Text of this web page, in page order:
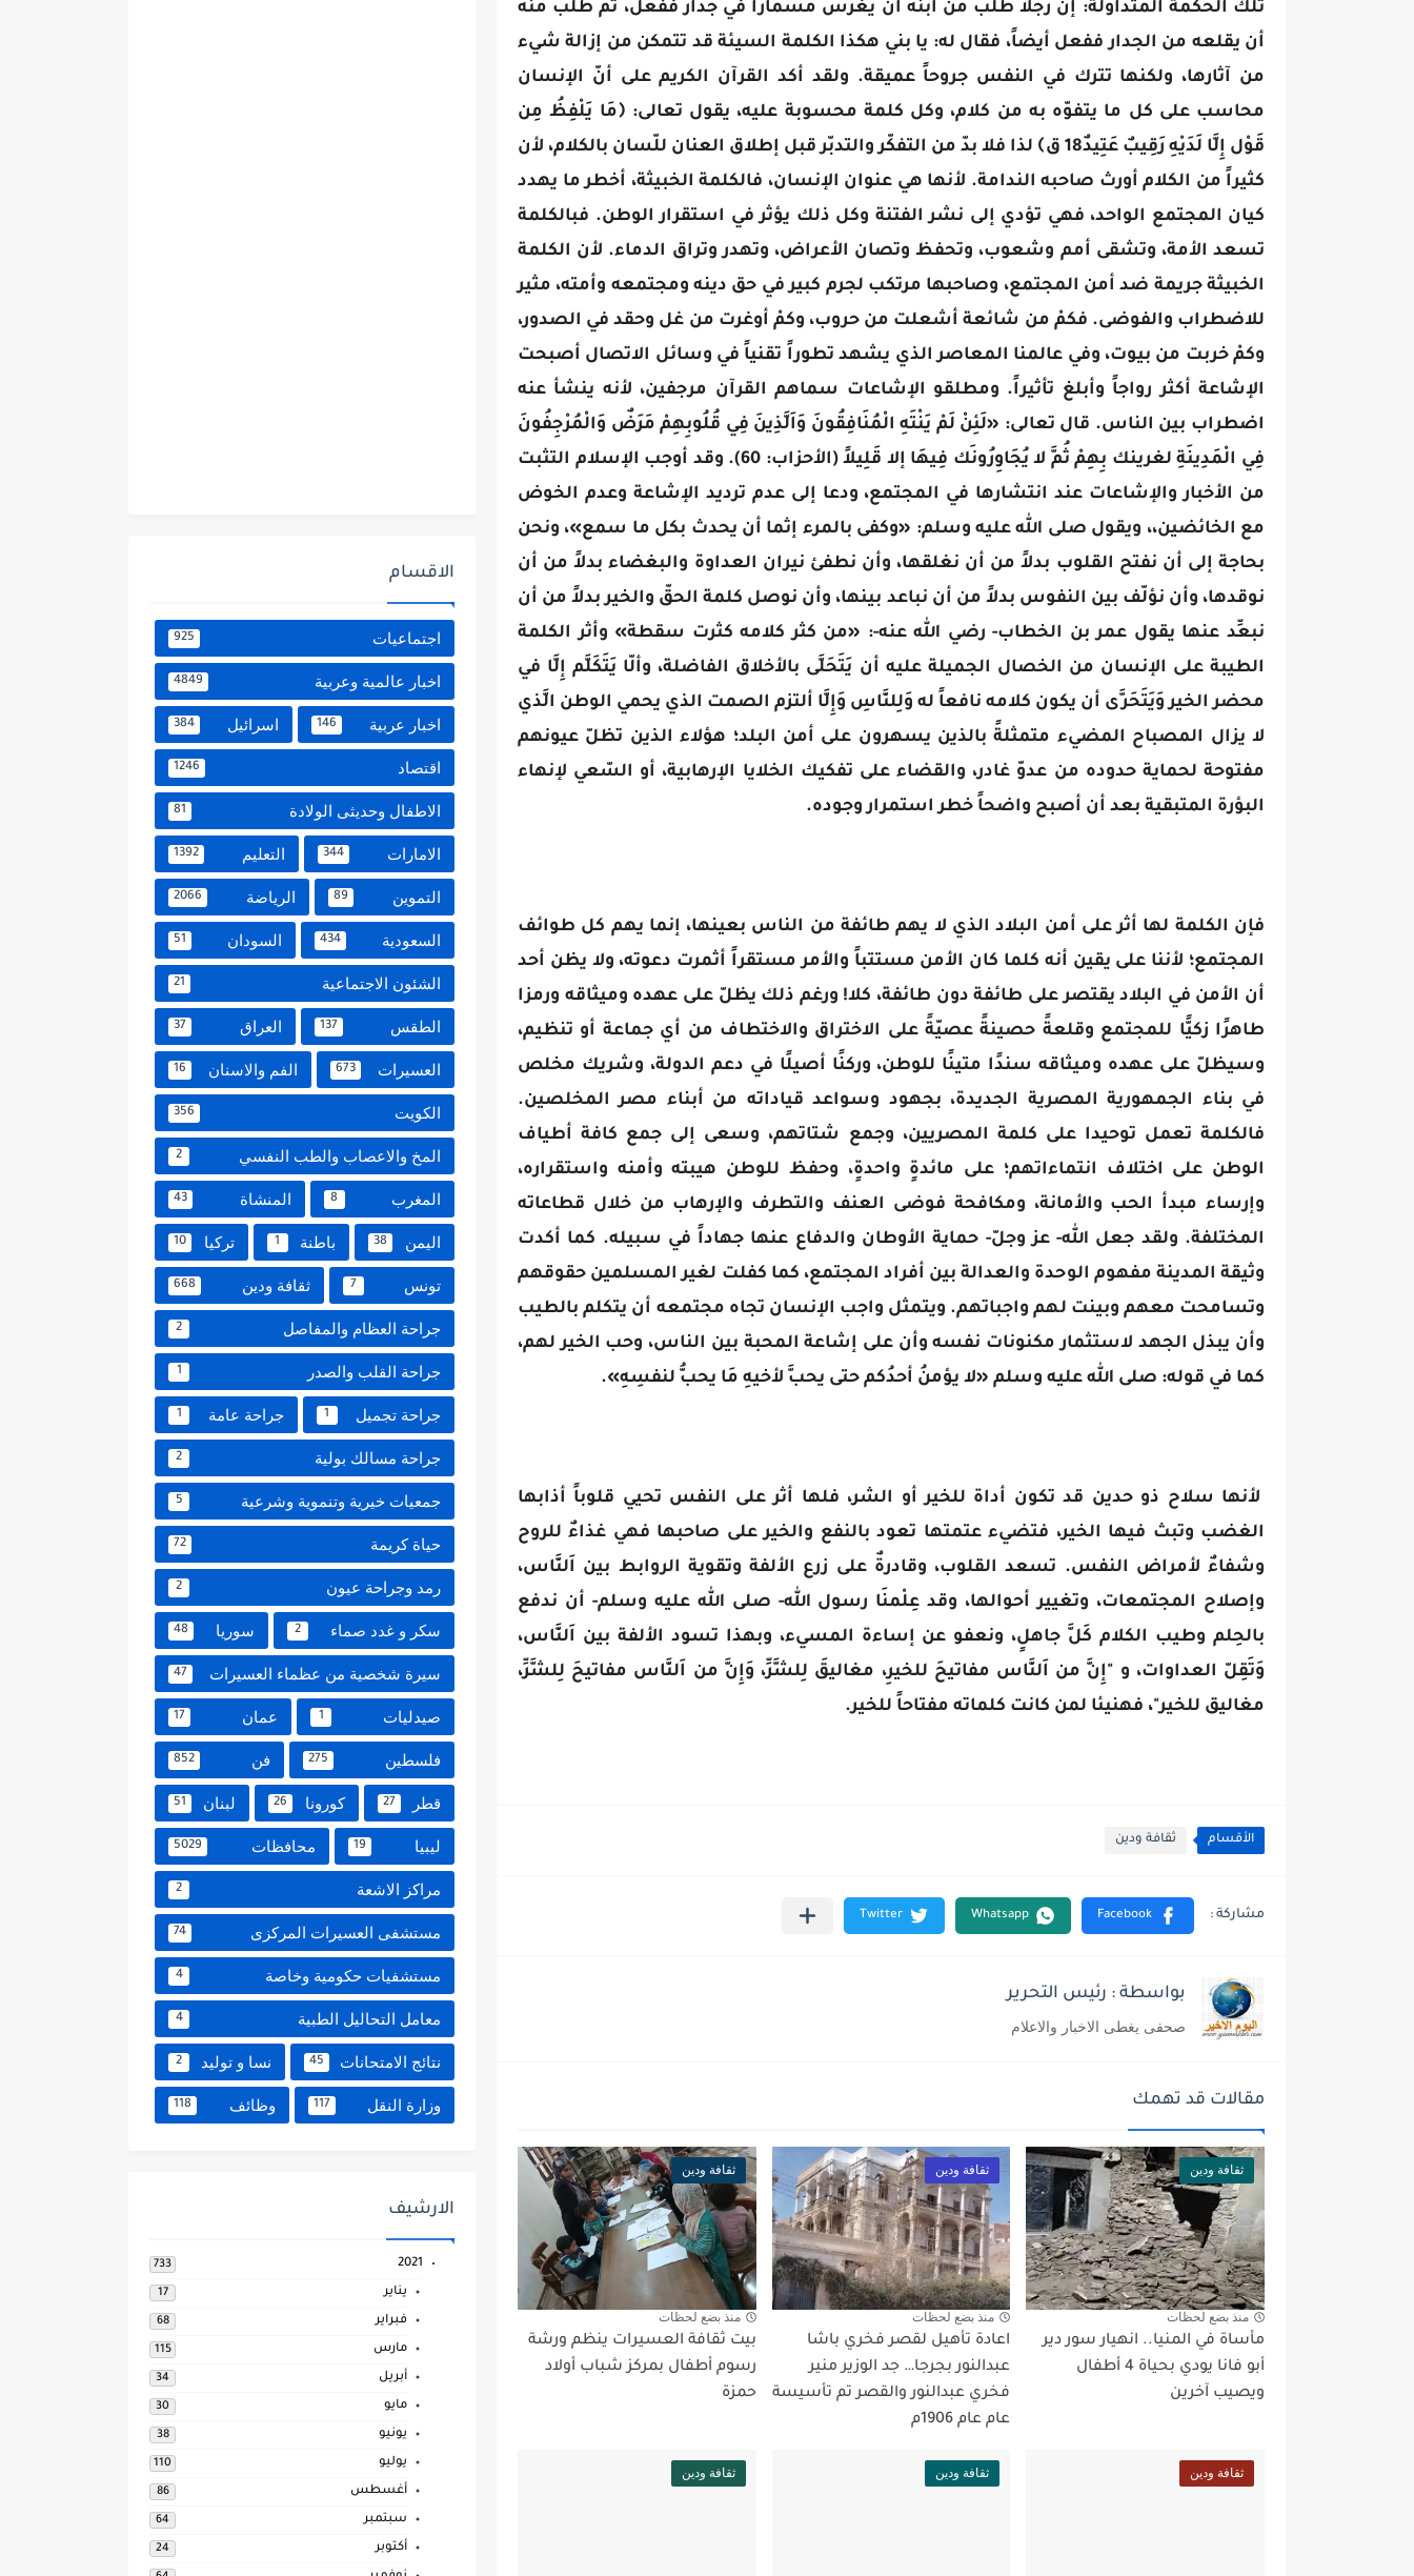
تلك الحكمة المتداولة: إن رجلاً طلب من ابنه أن يغرس مسماراً في جدار ففعل، ثم طلب منه
أن يقلعه من الجدار ففعل أيضاً، فقال له: يا بني هكذا الكلمة السيئة قد تتمكن من إزالة شيء
من آثارها، ولكنها تترك في النفس جروحاً عميقة. ولقد أكد القرآن الكريم على أنّ الإنسان
محاسب على كل ما يتفوّه به من كلام، وكل كلمة محسوبة عليه، يقول تعالى: ﴿مَا يَلْفِظُ مِن
قَوْل إِلَّا لَدَيْهِ رَقِيبٌ عَتِيدٌ18 ق﴾ لذا فلا بدّ من التفكّر والتدبّر قبل إطلاق العنان للّسان بالكلام، لأن
كثيراً من الكلام أورث صاحبه الندامة. لأنها هي عنوان الإنسان، فالكلمة الخبيثة، أخطر ما يهدد
كيان المجتمع الواحد، فهي تؤدي إلى نشر الفتنة وكل ذلك يؤثر في استقرار الوطن. فبالكلمة
تسعد الأمة، وتشقى أمم وشعوب، وتحفظ وتصان الأعراض، وتهدر وتراق الدماء. لأن الكلمة
الخبيثة جريمة ضد أمن المجتمع، وصاحبها مرتكب لجرم كبير في حق دينه ومجتمعه وأمته، مثير
للاضطراب والفوضى. فكمْ من شائعة أشعلت من حروب، وكمْ أوغرت من غل وحقد في الصدور،
وكمْ خربت من بيوت، وفي عالمنا المعاصر الذي يشهد تطوراً تقنياً في وسائل الاتصال أصبحت
الإشاعة أكثر رواجاً وأبلغ تأثيراً. ومطلقو الإشاعات سماهم القرآن مرجفين، لأنه ينشأ عنه
اضطراب بين الناس. قال تعالى: «لَئِنْ لَمْ يَنْتَهِ الْمُنَافِقُونَ وَاَلَّذِينَ فِي قُلُوبِهِمْ مَرَضٌ وَالْمُرْجِفُونَ
فِي الْمَدِينَةِ لغرينك بِهِمْ ثُمَّ لا يُجَاوِرُونَك فِيهَا إلا قَلِيلاً (الأحزاب: 60). وقد أوجب الإسلام التثبت
من الأخبار والإشاعات عند انتشارها في المجتمع، ودعا إلى عدم ترديد الإشاعة وعدم الخوض
مع الخائضين،، ويقول صلى الله عليه وسلم: «وكفى بالمرء إثما أن يحدث بكل ما سمع»، ونحن
بحاجة إلى أن نفتح القلوب بدلاً من أن نغلقها، وأن نطفئ نيران العداوة والبغضاء بدلاً من أن
نوقدها، وأن نؤلّف بين النفوس بدلاً من أن نباعد بينها، وأن نوصل كلمة الحقّ والخير بدلاً من أن
نبعِّد عنها يقول عمر بن الخطاب- رضي الله عنه-: «من كثر كلامه كثرت سقطة» وأثر الكلمة
الطيبة على الإنسان من الخصال الجميلة عليه أن يَتَحَلَّى بالأخلاق الفاضلة، وألّا يَتَكَلَّم إِلَّا في
محضر الخير وَيَتَحَرَّى أن يكون كلامه نافعاً له وَلِلنَّاسِ وَإِلَّا ألتزم الصمت الذي يحمي الوطن الَّذي
لا يزال المصباح المضيء متمثلةً بالذين يسهرون على أمن البلد؛ هؤلاء الذين تظلّ عيونهم
مفتوحة لحماية حدوده من عدوّ غادر، والقضاء على تفكيك الخلايا الإرهابية، أو السّعي لإنهاء
البؤرة المتبقية بعد أن أصبح واضحاً خطر استمرار وجوده.
فإن الكلمة لها أثر على أمن البلاد الذي لا يهم طائفة من الناس بعينها، إنما يهم كل طوائف
المجتمع؛ لأننا على يقين أنه كلما كان الأمن مستتباً والأمر مستقراً أثمرت دعوته، ولا يظن أحد
أن الأمن في البلاد يقتصر على طائفة دون طائفة، كلا! ورغم ذلك يظلّ على عهده وميثاقه ورمزا
طاهرًا زكيًّا للمجتمع وقلعةً حصينةً عصيّةً على الاختراق والاختطاف من أي جماعة أو تنظيم،
وسيظلّ على عهده وميثاقه سندًا متينًا للوطن، وركنًا أصيلًا في دعم الدولة، وشريك مخلص
في بناء الجمهورية المصرية الجديدة، بجهود وسواعد قياداته من أبناء مصر المخلصين.
فالكلمة تعمل توحيدا على كلمة المصريين، وجمع شتاتهم، وسعى إلى جمع كافة أطياف
الوطن على اختلاف انتماءاتهم؛ على مائدةٍ واحدةٍ، وحفظ للوطن هيبته وأمنه واستقراره،
وإرساء مبدأ الحب والأمانة، ومكافحة فوضى العنف والتطرف والإرهاب من خلال قطاعاته
المختلفة. ولقد جعل الله- عز وجلّ- حماية الأوطان والدفاع عنها جهاداً في سبيله. كما أكدت
وثيقة المدينة مفهوم الوحدة والعدالة بين أفراد المجتمع، كما كفلت لغير المسلمين حقوقهم
وتسامحت معهم وبينت لهم واجباتهم. ويتمثل واجب الإنسان تجاه مجتمعه أن يتكلم بالطيب
‌‌وأن يبذل الجهد لاستثمار مكنونات نفسه وأن على إشاعة المحبة بين الناس، وحب الخير لهم،
كما في قوله: صلى الله عليه وسلم «لا يؤمنُ أحدُكم حتى يحبَّ لأخيهِ مَا يحبُّ لنفسِهِ».
لأنها سلاح ذو حدين قد تكون أداة للخير أو الشر، فلها أثر على النفس تحيي قلوباً أذابها
الغضب وتبث فيها الخير، فتضيء عتمتها تعود بالنفع والخير على صاحبها فهي غذاءٌ للروح
وشفاءٌ لأمراض النفس. تسعد القلوب، وقادرةٌ على زرع الألفة وتقوية الروابط بين اَلنَّاس،
وإصلاح المجتمعات، وتغيير أحوالها، وقد عِلْمنَا رسول الله- صلى الله عليه وسلم- أن ندفع
بالحِلم وطيب الكلام كَلَّ جاهلٍ، ونعفو عن إساءة المسيء، وبهذا تسود الألفة بين اَلنَّاس،
وَتَقِلّ العداوات، و "إِنَّ من اَلنَّاس مفاتيحَ للخيرِ، مغاليقَ لِلشَّرِّ، وَإِنَّ من اَلنَّاس مفاتيحَ لِلشَّرِّ،
مغاليق للخير"، فهنيئا لمن كانت كلماته مفتاحاً للخير.
الأقسام ثقافة ودين
بواسطة : رئيس التحرير
صحفى يغطى الاخبار والاعلام
مقالات قد تهمك
ثقافة ودين
منذ بضع لحظات
مأساة في المنيا.. انهيار سور دير
أبو فانا يودي بحياة 4 أطفال
ويصيب آخرين
ثقافة ودين
منذ بضع لحظات
اعادة تأهيل لقصر فخري باشا
عبدالنور بجرجا… جد الوزير منير
فخري عبدالنور والقصر تم تأسيسة
عام عام 1906م
ثقافة ودين
منذ بضع لحظات
بيت ثقافة العسيرات ينظم ورشة
رسوم أطفال بمركز شباب أولاد
حمزة
ثقافة ودين ثقافة ودين ثقافة ودين
الاقسام
اجتماعيات 925
اخبار عالمية وعربية 4849
اخبار عربية 146 اسرائيل 384
اقتصاد 1246
الاطفال وحديثى الولادة 81
الامارات 344 التعليم 1392
التموين 89 الرياضة 2066
السعودية 434 السودان 51
الشئون الاجتماعية 21
الطقس 137 العراق 37
العسيرات 673 الفم والاسنان 16
الكويت 356
المخ والاعصاب والطب النفسي 2
المغرب 8 المنشاة 43
اليمن 38 باطنة 1 تركيا 10
تونس 7 ثقافة ودين 668
جراحة العظام والمفاصل 2
جراحة القلب والصدر 1
جراحة تجميل 1 جراحة عامة 1
جراحة مسالك بولية 2
جمعيات خيرية وتنموية وشرعية 5
حياة كريمة 72
رمد وجراحة عيون 2
سكر و غدد صماء 2 سوريا 48
سيرة شخصية من عظماء العسيرات 47
صيدليات 1 عمان 17
فلسطين 275 فن 852
قطر 27 كورونا 26 لبنان 51
ليبيا 19 محافظات 5029
مراكز الاشعة 2
مستشفى العسيرات المركزى 74
مستشفيات حكومية وخاصة 4
معامل التحاليل الطبية 4
نتائج الامتحانات 45 نسا و توليد 2
وزارة النقل 117 وظائف 118
الارشيف
2021
733
يناير 17
فبراير 68
مارس 115
أبريل 34
مايو 30
يونيو 38
يوليو 110
أغسطس 86
سبتمبر 64
أكتوبر 24